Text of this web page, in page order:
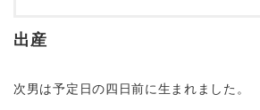
出産
次男は予定日の四日前に生まれました。